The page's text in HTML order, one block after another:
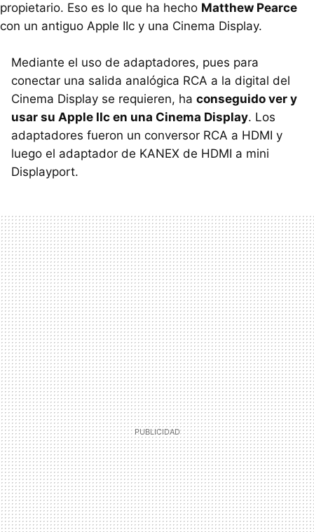
propietario. Eso es lo que ha hecho Matthew Pearce
con un antiguo Apple IIc y una Cinema Display.
Mediante el uso de adaptadores, pues para
conectar una salida analógica RCA a la digital del
Cinema Display se requieren, ha conseguido ver y
usar su Apple IIc en una Cinema Display. Los
adaptadores fueron un conversor RCA a HDMI y
luego el adaptador de KANEX de HDMI a mini
Displayport.